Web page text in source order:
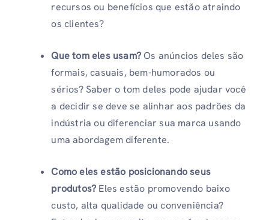
recursos ou benefícios que estão atraindo
os clientes?
Que tom eles usam?Os anúncios deles são
formais, casuais, bem-humorados ou
sérios? Saber o tom deles pode ajudar você
a decidir se deve se alinhar aos padrões da
indústria ou diferenciar sua marca usando
uma abordagem diferente.
Como eles estão posicionando seus
produtos? Eles estão promovendo baixo
custo, alta qualidade ou conveniência?